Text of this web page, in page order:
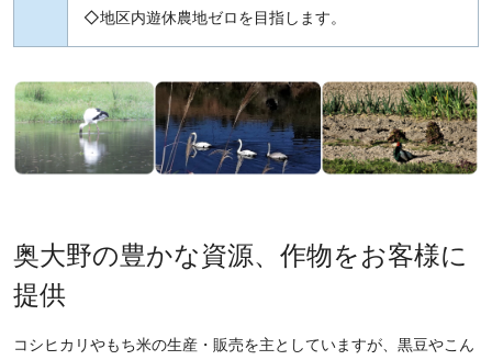
◇地区内遊休農地ゼロを目指します。
奥大野の豊かな資源、作物をお客様に
提供
コシヒカリやもち米の生産・販売を主としていますが、黒豆やこん